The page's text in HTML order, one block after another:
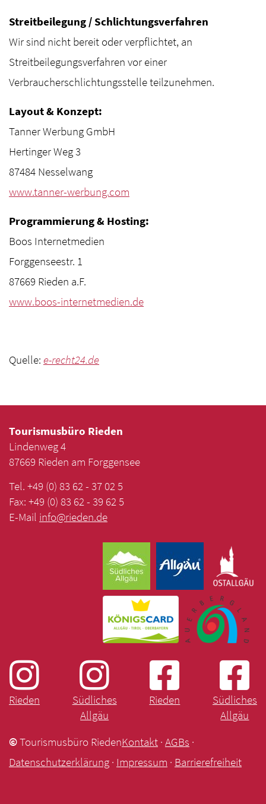
Streitbeilegung / Schlichtungsverfahren
Wir sind nicht bereit oder verpflichtet, an
Streitbeilegungsverfahren vor einer
Verbraucherschlichtungsstelle teilzunehmen.
Layout & Konzept:
Tanner Werbung GmbH
Hertinger Weg 3
87484 Nesselwang
www.tanner-werbung.com
Programmierung & Hosting:
Boos Internetmedien
Forggenseestr. 1
87669 Rieden a.F.
www.boos-internetmedien.de
Quelle: e-recht24.de
Tourismusbüro Rieden
Lindenweg 4
87669 Rieden am Forggensee
Tel. +49 (0) 83 62 - 37 02 5
Fax: +49 (0) 83 62 - 39 62 5
E-Mail info@rieden.de
©Tourismusbüro RiedenKontakt · AGBs ·
Datenschutzerklärung · Impressum · Barrierefreiheit
Rieden
Südliches
Allgäu
Rieden
Südliches
Allgäu